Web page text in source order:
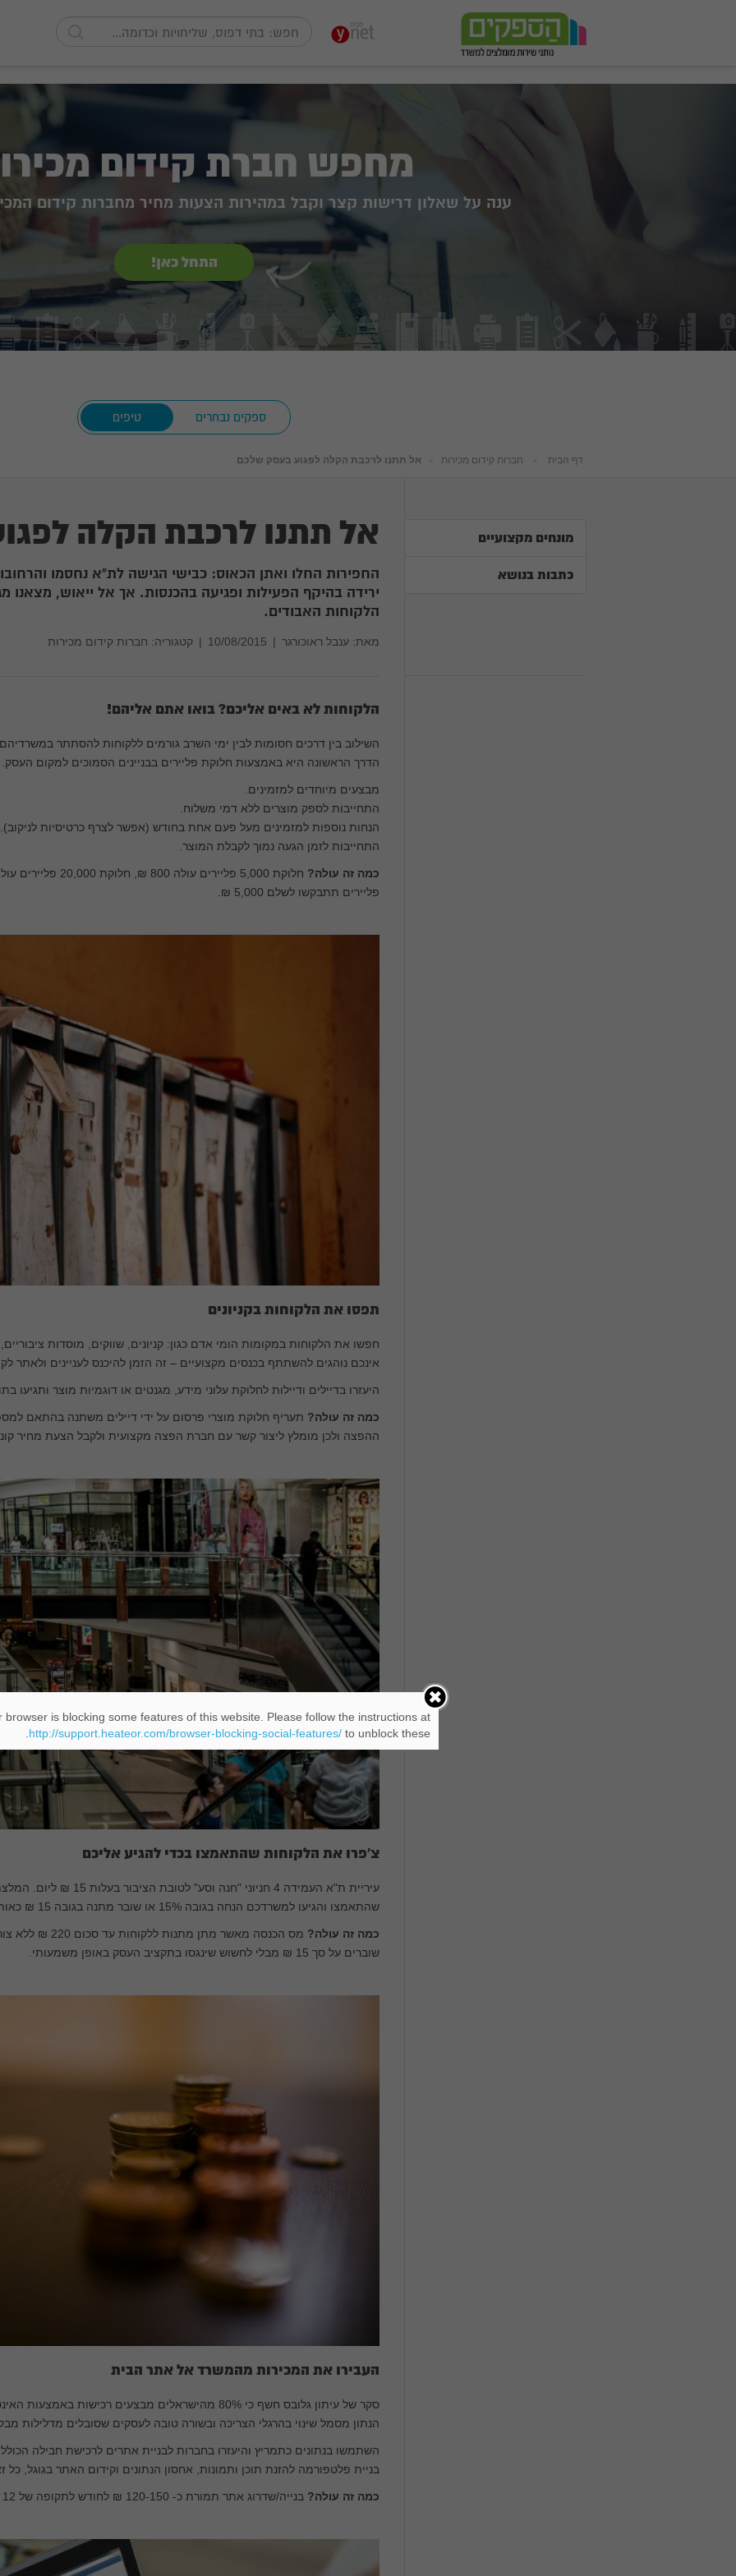
מחפש חברת קידום
ענה על שאלון דרישות קצר וקבל במהירות הצעות מחיר מחברות קידום
התחל כאן!
ספקים נבחרים טיפים
דף הבית חברות קידום מכירות אל תתנו לרכבת הקלה לפגוע בעסק שלכם
מונחים מקצועיים
כתבות בנושא
אל תתנו לרכבת הקלה
החפירות החלו ואתן הכאוס: כבישי הגישה לת"א נחסמו
ירידה בהיקף הפעילות ופגיעה בהכנסות. אך אל ייאוש, מצאנו
הלקוחות האבודים.
מאת: ענבל ראוכורגר |
10/08/2015
| קטגוריה: חברות קידום מכירות
הלקוחות לא באים אליכם? בואו אתם אליהם!
השילוב בין דרכים חסומות לבין ימי השרב גורמים ללקוחות להסתתר במשרדיהם
הדרך הראשונה היא באמצעות חלוקת פליירים בבניינים הסמוכים למקום
מבצעים מיוחדים למזמינים.
התחייבות לספק מוצרים ללא דמי משלוח.
הנחות נוספות למזמינים מעל פעם אחת בחודש (אפשר לצרף כרטיסיות לניקוב).
התחייבות לזמן הגעה נמוך לקבלת המוצר.
כמה זה עולה?
פליירים תתבקשו לשלם 5,000 ₪.
תפסו את הלקוחות בקניונים
חפשו את הלקוחות במקומות הומי אדם כגון: קניונים, שווקים, מוסדות
אינכם נוהגים להשתתף בכנסים מקצועיים – זה הזמן להיכנס לעניינים ולאתר
היעזרו בדיילים ודיילות לחלוקת עלוני מידע, מגנטים או דוגמיות מוצר ותגיעו
כמה זה עולה? תעריף חלוקת מוצרי פרסום על ידי דיילים משתנה בהתאם
ההפצה ולכן מומלץ ליצור קשר עם חברת הפצה מקצועית ולקבל הצעת מחיר
צ'פרו את הלקוחות שהתאמצו בכדי להגיע אליכם
עיריית ת"א העמידה 4 חניוני
שהתאמצו והגיעו למשרדכם הנחה בגובה 15% או שובר מתנה בגובה 15 ₪ כאות הערכה על מאמצם.
כמה זה עולה?
מס הכנסה מאשר מתן
שוברים על סך 15 ₪ מבלי לחשוש שינגסו בתקציב העסק באופן משמעותי.
העבירו את המכירות מהמשרד אל אתר הבית
סקר של עיתון גלובס חשף כי 80% מהישראלים מבצעים
הנתון מסמל שינוי בהרגלי הצריכה ובשורה טובה לעסקים שסובלים מדלילות
השתמשו בנתונים כתמריץ והיעזרו בחברות לבניית אתרים לרכישת חבילה
בניית פלטפורמה להזנת תוכן ותמונות, אחסון הנתונים וקידום האתר בגוגל,
כמה זה עולה? בנייה/שדרוג אתר תמורת כ- 120-150 ₪ לחודש לתקופה של 12 חודשים.
browser is blocking some features of this website. Please follow the instructions at
http://support.heateor.com/browser-blocking-social-features/to unblock these.